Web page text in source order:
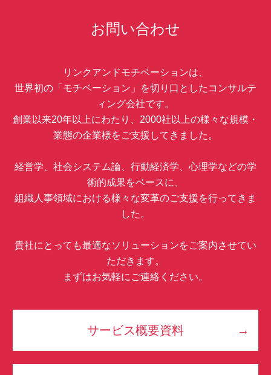
お問い合わせ
リンクアンドモチベーションは、
世界初の「モチベーション」を切り口としたコンサルテ
ィング会社です。
創業以来20年以上にわたり、2000社以上の様々な規模・
業態の企業様をご支援してきました。
経営学、社会システム論、行動経済学、心理学などの学
術的成果をベースに、
組織人事領域における様々な変革のご支援を行ってきま
した。
貴社にとっても最適なソリューションをご案内させてい
ただきます。
まずはお気軽にご連絡ください。
サービス概要資料